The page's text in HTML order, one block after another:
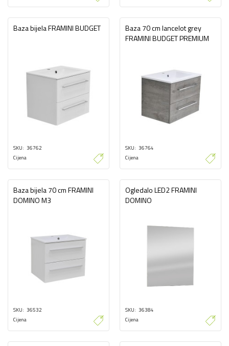
Baza bijela FRAMINI BUDGET
SKU 36762
Cijena
Baza 70 cm lancelot grey
FRAMINI BUDGET PREMIUM
SKU 36764
Cijena
Baza bijela 70 cm FRAMINI
DOMINO M3
SKU 36532
Cijena
Ogledalo LED2 FRAMINI
DOMINO
SKU 36384
Cijena